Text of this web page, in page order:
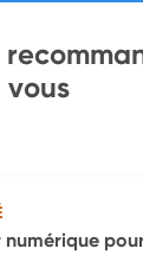
vous
numérique